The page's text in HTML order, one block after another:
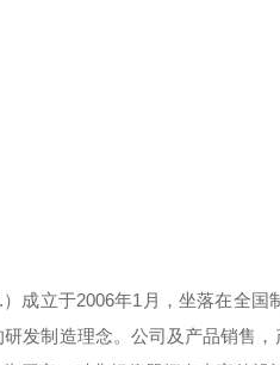
）成立于2006年1 月，坐落在全国
发制造理念。公司及产品销售，